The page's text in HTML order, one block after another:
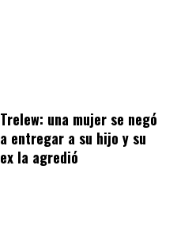
Trelew: una mujer se negó
a entregar a su hijo y su
ex la agredió